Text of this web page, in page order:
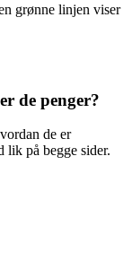
grønne linjen viser
de penger?
de er
lik på begge sider.